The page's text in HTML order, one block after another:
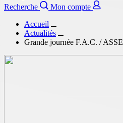
Recherche
Mon compte
Accueil
Actualités
Grande journée F.A.C. / ASSE